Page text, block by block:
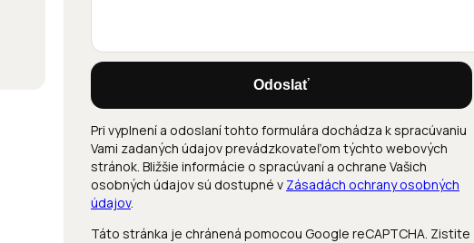
Odoslať
Pri vyplnení a odoslaní tohto formulára dochádza k spracúvaniu
Vami zadaných údajov prevádzkovateľom týchto webových
stránok. Bližšie informácie o spracúvaní a ochrane Vašich
osobných údajov sú dostupné v Zásadách ochrany osobných
údajov.
Táto stránka je chránená pomocou Google reCAPTCHA. Zistite